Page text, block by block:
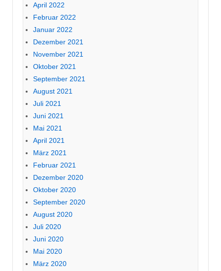
April 2022
Februar 2022
Januar 2022
Dezember 2021
November 2021
Oktober 2021
September 2021
August 2021
Juli 2021
Juni 2021
Mai 2021
April 2021
März 2021
Februar 2021
Dezember 2020
Oktober 2020
September 2020
August 2020
Juli 2020
Juni 2020
Mai 2020
März 2020